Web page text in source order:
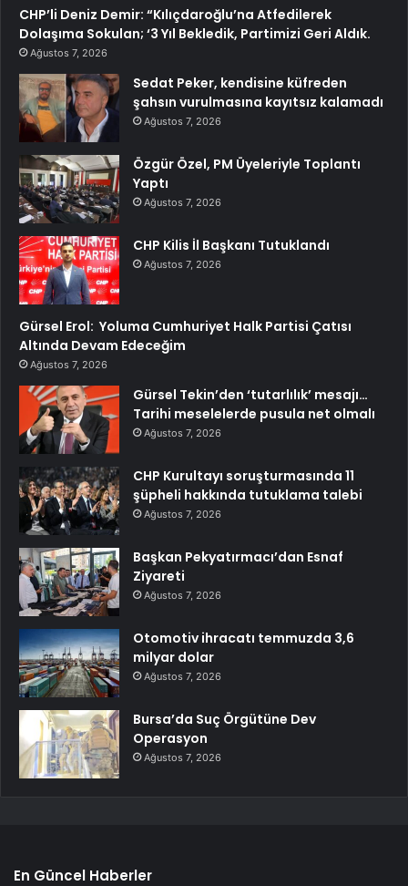
CHP’li Deniz Demir: “Kılıçdaroğlu’na Atfedilerek
Dolaşıma Sokulan; ‘3 Yıl Bekledik, Partimizi Geri Aldık.
Ağustos 7, 2026
Sedat Peker, kendisine küfreden
şahsın vurulmasına kayıtsız kalamadı
Ağustos 7, 2026
Özgür Özel, PM Üyeleriyle Toplantı
Yaptı
Ağustos 7, 2026
CHP Kilis İl Başkanı Tutuklandı
Ağustos 7, 2026
Gürsel Erol: Yoluma Cumhuriyet Halk Partisi Çatısı
Altında Devam Edeceğim
Ağustos 7, 2026
Gürsel Tekin’den ‘tutarlılık’ mesajı…
Tarihi meselelerde pusula net olmalı
Ağustos 7, 2026
CHP Kurultayı soruşturmasında 11
şüpheli hakkında tutuklama talebi
Ağustos 7, 2026
Başkan Pekyatırmacı’dan Esnaf
Ziyareti
Ağustos 7, 2026
Otomotiv ihracatı temmuzda 3,6
milyar dolar
Ağustos 7, 2026
Bursa’da Suç Örgütüne Dev
Operasyon
Ağustos 7, 2026
En Güncel Haberler